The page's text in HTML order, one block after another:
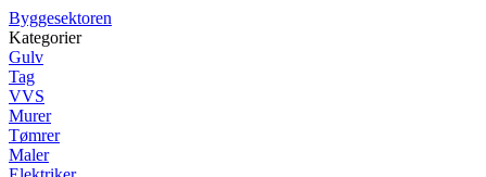
Byggesektoren
Kategorier
Gulv
Tag
VVS
Murer
Tømrer
Maler